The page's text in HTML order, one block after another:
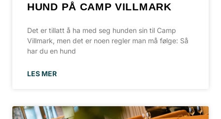
HUND PÅ CAMP VILLMARK
Det er tillatt å ha med seg hunden sin til Camp
Villmark, men det er noen regler man må følge: Så
har du en hund
LES MER